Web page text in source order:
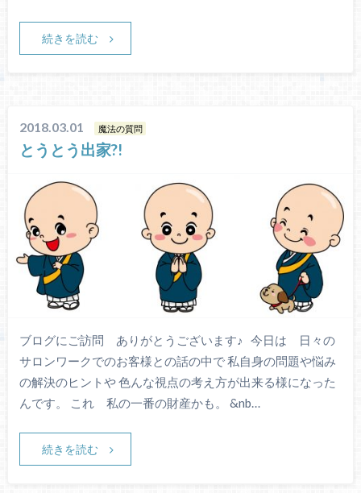
続きを読む
2018.03.01 魔法の質問
とうとう出家?!
ブログにご訪問 ありがとうございます♪ 今日は 日々の
サロンワークでのお客様との話の中で 私自身の問題や悩み
の解決のヒントや 色んな視点の考え方が出来る様になった
んです。 これ 私の一番の財産かも。 &nb…
続きを読む